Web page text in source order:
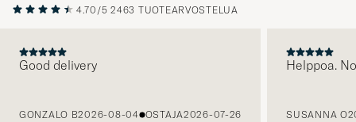
4.70/5 2463 TUOTEARVOSTELUA
Good delivery
GONZALO B2026-08-04 OSTAJA2026-07-26
Helppoa.
SUSANNA O